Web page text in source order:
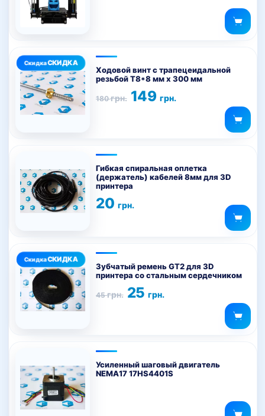
Ходовой винт с трапецеидальной
резьбой T8*8 мм х 300 мм
180грн.
Первоначальная
цена
149грн.
Текущая
цена:
Гибкая спиральная оплетка
(держатель) кабелей 8мм для 3D
принтера
20 грн.
товар
имеет
несколько
вариаций.
выбрать
на
странице
товара.
Зубчатый ремень GT2 для 3D
принтера со стальным сердечником
45грн.
Первоначальная
цена
25грн.
Текущая
цена:
Усиленный шаговый двигатель
NEMA17 17HS4401S